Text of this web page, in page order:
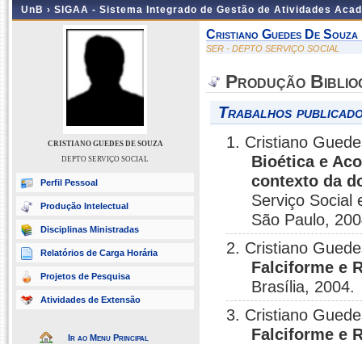
UnB › SIGAA - Sistema Integrado de Gestão de Atividades
CRISTIANO GUEDES DE SOUZA
DEPTO SERVIÇO SOCIAL
Perfil Pessoal
Produção Intelectual
Disciplinas Ministradas
Relatórios de Carga Horária
Projetos de Pesquisa
Atividades de Extensão
Ir ao Menu Principal
Cristiano Guedes De Souza
SER - DEPTO SERVIÇO SOCIAL
Produção
Trabalhos
1. Cristiano
Bioética e
contexto da
Serviço Social
São Paulo,
2. Cristiano
Falciforme e
Brasília, 2004.
3. Cristiano
Falciforme e